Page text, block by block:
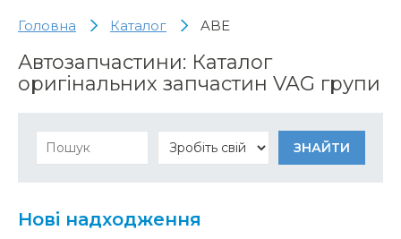
Головна Каталог ABE
Автозапчастини: Каталог
оригінальних запчастин VAG групи
Нові надходження